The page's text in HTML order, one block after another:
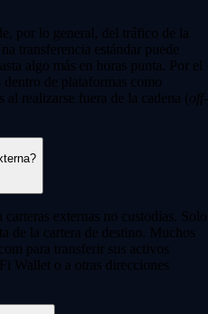
por lo general, del tráfico de la
transferencia estándar puede
algo más en horas punta. Por el
de plataformas como
al realizarse fuera de la cadena (off-
externas no custodias. Solo
de la cartera de destino. Muchos
para transferir sus activos
Wallet o a otras direcciones